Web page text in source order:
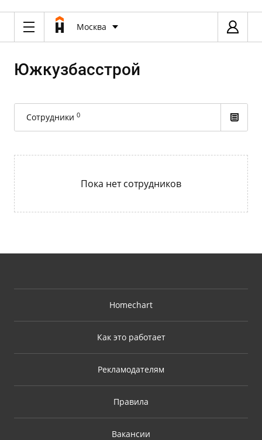
Москва
Южкузбасстрой
Сотрудники 0
Пока нет сотрудников
Homechart
Как это работает
Рекламодателям
Правила
Вакансии